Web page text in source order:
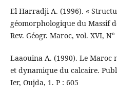
El Harradji A. (1996). «
géomorphologique du Massif
Rev. Géogr. Maroc, vol. XVI,
Laaouina A. (1990). Le Maroc
et dynamique du calcaire.
Ier, Oujda, 1. P : 605